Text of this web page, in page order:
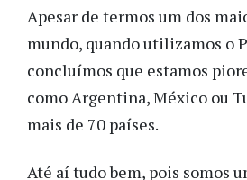
Apesar de termos um dos
mundo, quando utilizamos o
concluímos que estamos
como Argentina, México ou
mais de 70 países.
Até aí tudo bem, pois somos